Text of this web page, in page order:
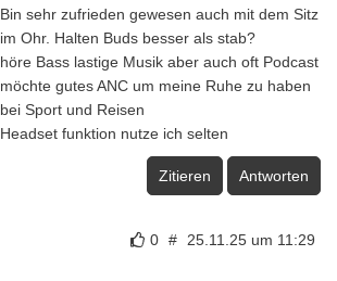
Bin sehr zufrieden gewesen auch mit dem Sitz
im Ohr. Halten Buds besser als stab?
höre Bass lastige Musik aber auch oft Podcast
möchte gutes ANC um meine Ruhe zu haben
bei Sport und Reisen
Headset funktion nutze ich selten
Zitieren Antworten
0 # 25.11.25 um 11:29